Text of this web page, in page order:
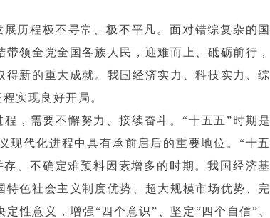
历程极不寻常、极不平凡。面对错综复杂的国
领全党全国各族人民，迎难而上、砥砺前行，
新的重大成就。我国经济实力、科技实力、综
实现良好开局。
，需要不懈努力、接续奋斗。“十五五”时期是
现代化进程中具有承前启后的重要地位。“十五
、不确定难预料因素增多的时期。我国经济基
色社会主义制度优势、超大规模市场优势、完
性意义，增强“四个意识”、坚定“四个自信”、